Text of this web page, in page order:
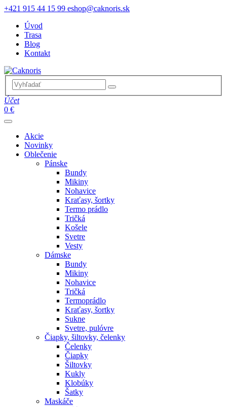
+421 915 44 15 99 eshop@caknoris.sk
Úvod
Trasa
Blog
Kontakt
Účet
0 €
Akcie
Novinky
Oblečenie
Pánske
Bundy
Mikiny
Nohavice
Kraťasy, šortky
Termo prádlo
Tričká
Košele
Svetre
Vesty
Dámske
Bundy
Mikiny
Nohavice
Tričká
Termoprádlo
Kraťasy, šortky
Sukne
Svetre, pulóvre
Čiapky, šiltovky, čelenky
Čelenky
Čiapky
Šiltovky
Kukly
Klobúky
Šatky
Maskáče